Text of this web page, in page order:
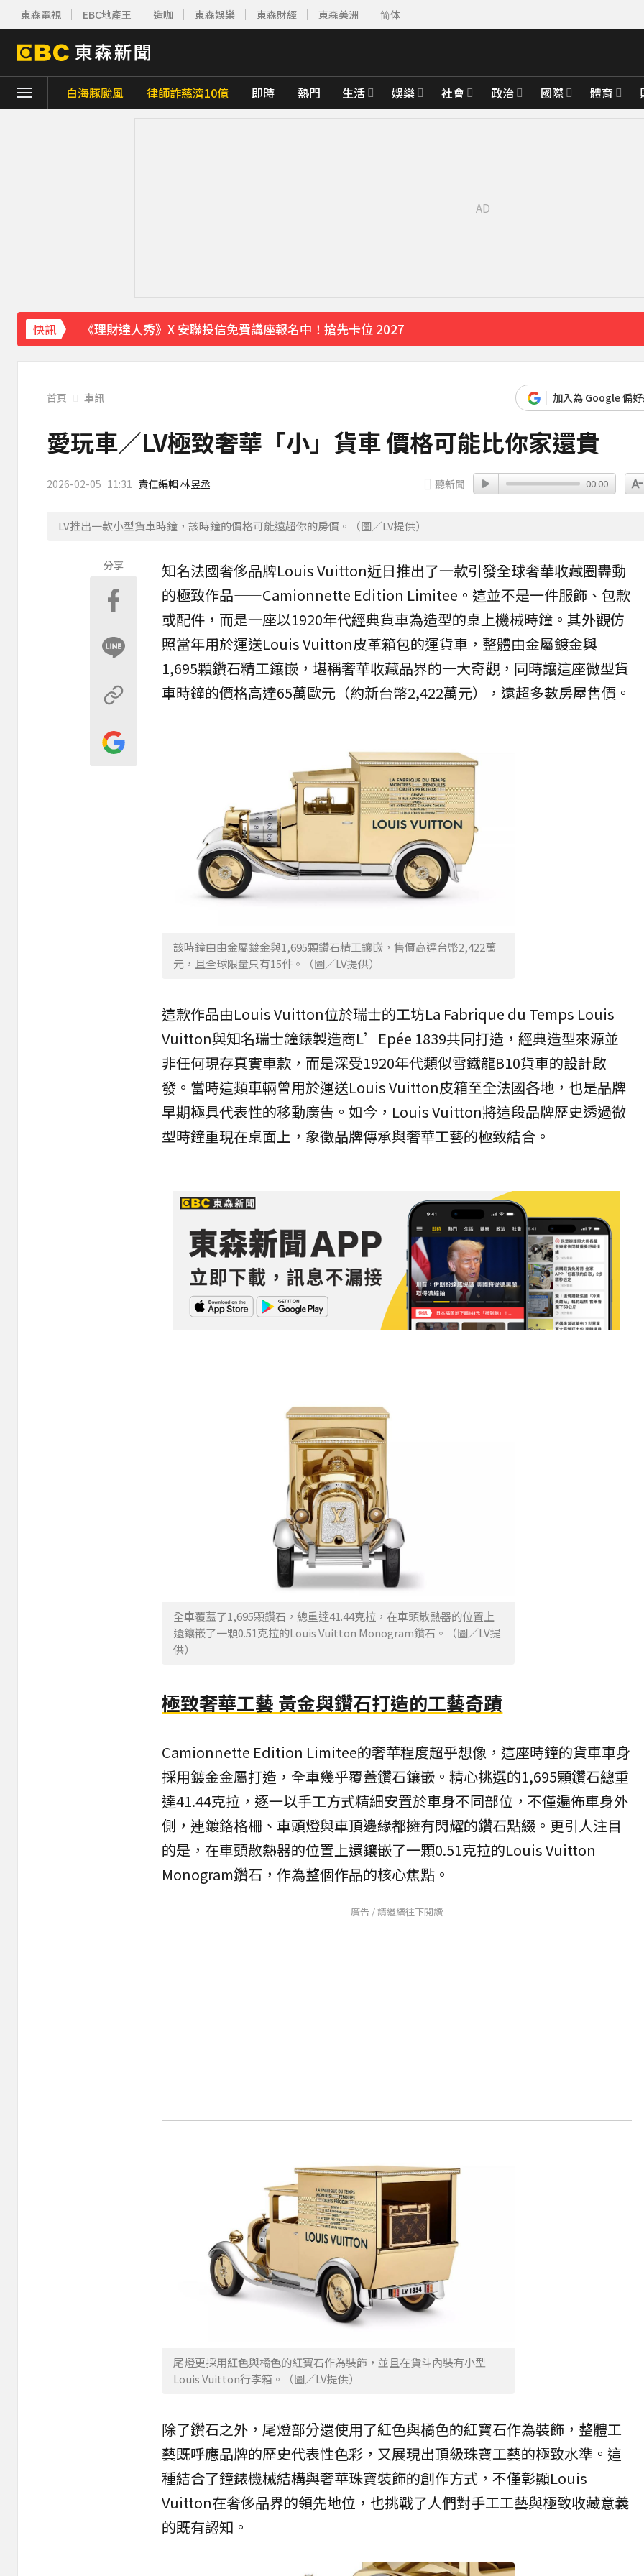
東森電視 EBC地產王 造咖 東森娛樂 東森財經 東森美洲 简体
白海豚颱風 律師詐慈濟10億 即時 熱門 生活 娛樂 社會 政治 國際 體育
快訊
《理財達人秀》X 安聯投信免費講座報名中！搶先卡位 2027
《半澤直樹》男星宣布再婚！迎新生命雙喜臨門
54分鐘前
涉製毒、跨國販毒！埃及女星被判死刑
美國抗癌網紅拒安寧！家屬證實死訊 得年26歲
首頁 車訊 加入為 Google 偏
愛玩車／LV極致奢華「小」貨車 價格可能比你家還貴
2026-02-05 11:31 責任編輯 林昱丞 聽新聞 00:00
LV推出一款小型貨車時鐘，該時鐘的價格可能遠超你的房價。（圖／LV提供）
分享 知名法國奢侈品牌Louis Vuitton近日推出了一款引發全球奢華收藏圈轟動
的極致作品——Camionnette Edition Limitee 。這並不是一件服飾、包款
或配件，而是一座以1920年代經典貨車為造型的桌上機械時鐘。其外觀仿
照當年用於運送Louis Vuitton皮革箱包的運貨車，整體由金屬鍍金與
1,695顆鑽石精工鑲嵌，堪稱奢華收藏品界的一大奇觀，同時讓這座微型貨
車時鐘的價格高達65萬歐元（約新台幣2,422萬元），遠超多數房屋售價。
該時鐘由由金屬鍍金與1,695顆鑽石精工鑲嵌，售價高達台幣2,422萬
元，且全球限量只有15件。（圖／LV提供）
這款作品由Louis Vuitton位於瑞士的工坊La Fabrique du Temps Louis
Vuitton與知名瑞士鐘錶製造商L’Epée 1839共同打造，經典造型來源並
非任何現存真實車款，而是深受1920年代類似雪鐵龍B10貨車的設計啟
發。當時這類車輛曾用於運送Louis Vuitton皮箱至全法國各地，也是品牌
早期極具代表性的移動廣告。如今，Louis Vuitton將這段品牌歷史透過微
型時鐘重現在桌面上，象徵品牌傳承與奢華工藝的極致結合。
全車覆蓋了1,695顆鑽石，總重達41.44克拉，在車頭散熱器的位置上
還鑲嵌了一顆0.51克拉的Louis Vuitton Monogram鑽石。（圖／LV提
供）
極致奢華工藝 黃金與鑽石打造的工藝奇蹟
Camionnette Edition Limitee的奢華程度超乎想像，這座時鐘的貨車車身
採用鍍金金屬打造，全車幾乎覆蓋鑽石鑲嵌。精心挑選的1,695顆鑽石總重
達41.44克拉，逐一以手工方式精細安置於車身不同部位，不僅遍佈車身外
側，連鍍鉻格柵、車頭燈與車頂邊緣都擁有閃耀的鑽石點綴。更引人注目
的是，在車頭散熱器的位置上還鑲嵌了一顆0.51克拉的Louis Vuitton
Monogram鑽石，作為整個作品的核心焦點。
廣告 / 請繼續往下閱讀
尾燈更採用紅色與橘色的紅寶石作為裝飾，並且在貨斗內裝有小型
Louis Vuitton行李箱。（圖／LV提供）
除了鑽石之外，尾燈部分還使用了紅色與橘色的紅寶石作為裝飾，整體工
藝既呼應品牌的歷史代表性色彩，又展現出頂級珠寶工藝的極致水準。這
種結合了鐘錶機械結構與奢華珠寶裝飾的創作方式，不僅彰顯Louis
Vuitton在奢侈品界的領先地位，也挑戰了人們對手工工藝與極致收藏意義
的既有認知。